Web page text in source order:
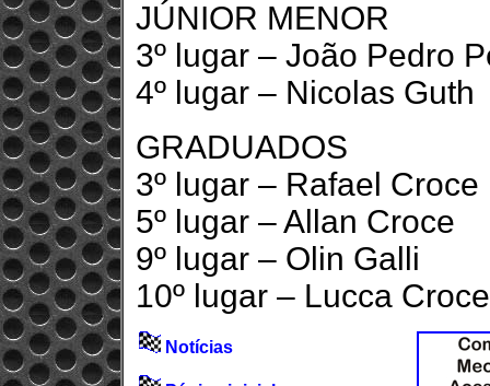
JÚNIOR MENOR
3º lugar – João Pedro
4º lugar – Nicolas Guth
GRADUADOS
3º lugar – Rafael Croce
5º lugar – Allan Croce
9º lugar – Olin Galli
10º lugar – Lucca Croce
Notícias